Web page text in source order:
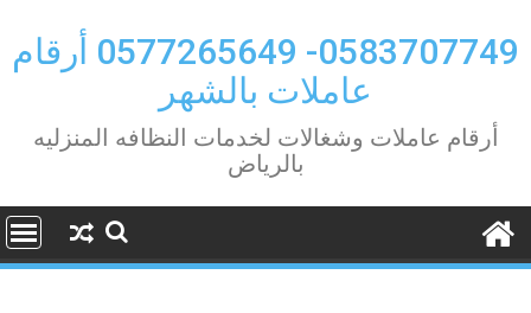
to
content
0583707749- 0577265649 أرقام
عاملات بالشهر
أرقام عاملات وشغالات لخدمات النظافه المنزليه
بالرياض